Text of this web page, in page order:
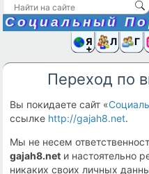
Социальный
Я и
Переход по
Вы покидаете сайт «
ссылке http://gajah8.net.
Мы не несем
gajah8.net и настоятельно
никаких своих личных